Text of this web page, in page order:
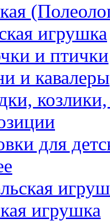
игрушка
и птички
и кавалеры
для
игрушка